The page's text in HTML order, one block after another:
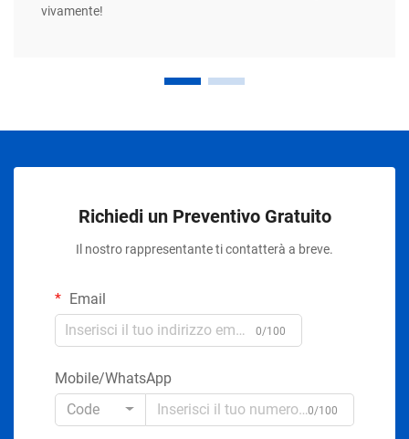
vivamente!
Richiedi un Preventivo Gratuito
Il nostro rappresentante ti contatterà a breve.
Email
0/100
Mobile/WhatsApp
Code
0/100